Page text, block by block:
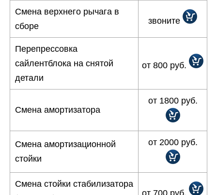
Смена верхнего рычага в
сборе
звоните
Перепрессовка
сайлентблока на снятой
детали
от 800 руб.
Смена амортизатора
от 1800 руб.
Смена амортизационной
стойки
от 2000 руб.
Смена стойки стабилизатора